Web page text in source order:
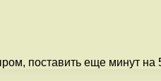
поставить еще минут